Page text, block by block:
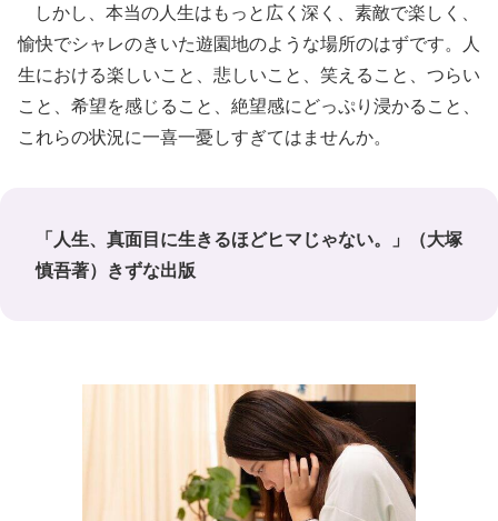
しかし、本当の人生はもっと広く深く、素敵で楽しく、
愉快でシャレのきいた遊園地のような場所のはずです。人
生における楽しいこと、悲しいこと、笑えること、つらい
こと、希望を感じること、絶望感にどっぷり浸かること、
これらの状況に一喜一憂しすぎてはませんか。
「人生、真面目に生きるほどヒマじゃない。」（大塚
慎吾著）きずな出版